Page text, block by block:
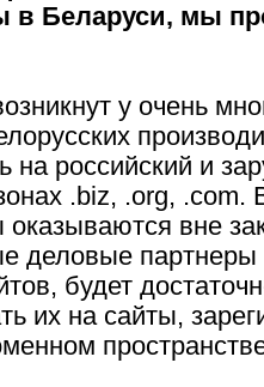
в Беларуси, мы
у очень
на российский и
.biz, .org, .com.
вне
деловые
будет
их на сайты,